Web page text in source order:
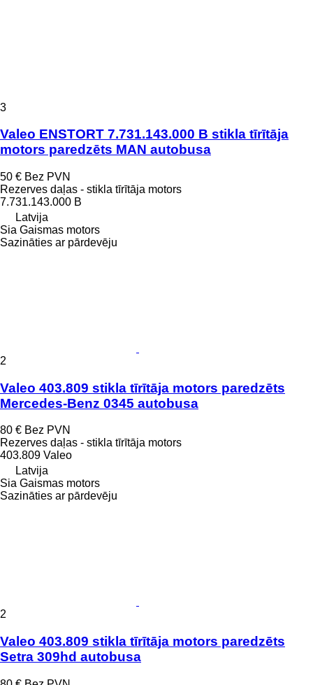
3
Valeo ENSTORT 7.731.143.000 B stikla tīrītāja
motors paredzēts MAN autobusa
50 € Bez PVN
Rezerves daļas - stikla tīrītāja motors
7.731.143.000 B
Latvija
Sia Gaismas motors
Sazināties ar pārdevēju
2
Valeo 403.809 stikla tīrītāja motors paredzēts
Mercedes-Benz 0345 autobusa
80 € Bez PVN
Rezerves daļas - stikla tīrītāja motors
403.809 Valeo
Latvija
Sia Gaismas motors
Sazināties ar pārdevēju
2
Valeo 403.809 stikla tīrītāja motors paredzēts
Setra 309hd autobusa